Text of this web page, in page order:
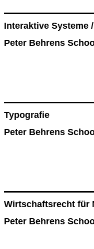
Interaktive Systeme
Peter Behrens
Typografie
Peter Behrens
Wirtschaftsrecht für
Peter Behrens